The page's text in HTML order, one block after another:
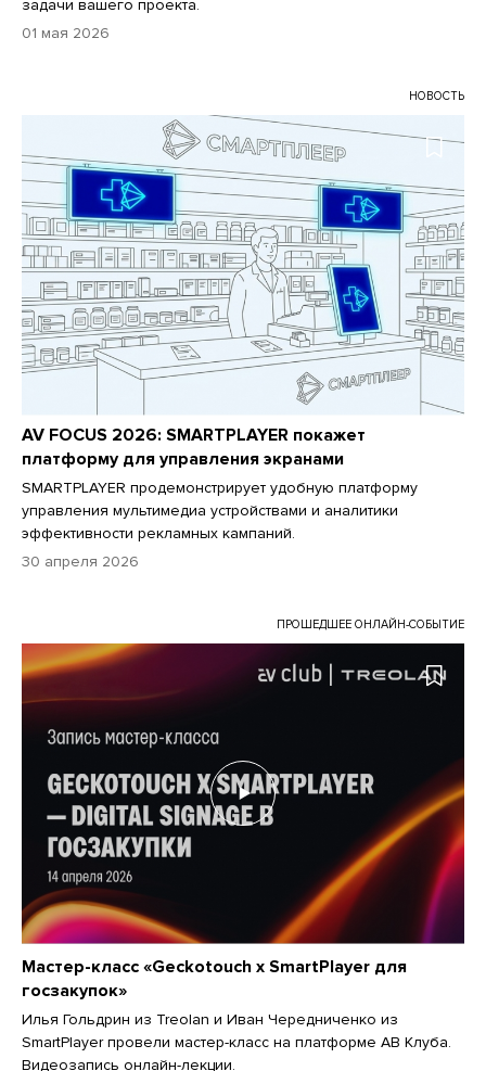
задачи вашего проекта.
01 мая 2026
НОВОСТЬ
AV FOCUS 2026: SMARTPLAYER покажет
платформу для управления экранами
SMARTPLAYER продемонстрирует удобную платформу
управления мультимедиа устройствами и аналитики
эффективности рекламных кампаний.
30 апреля 2026
ПРОШЕДШЕЕ ОНЛАЙН-СОБЫТИЕ
Мастер-класс «Geckotouch x SmartPlayer для
госзакупок»
Илья Гольдрин из Treolan и Иван Чередниченко из
SmartPlayer провели мастер-класс на платформе АВ Клуба.
Видеозапись онлайн-лекции.